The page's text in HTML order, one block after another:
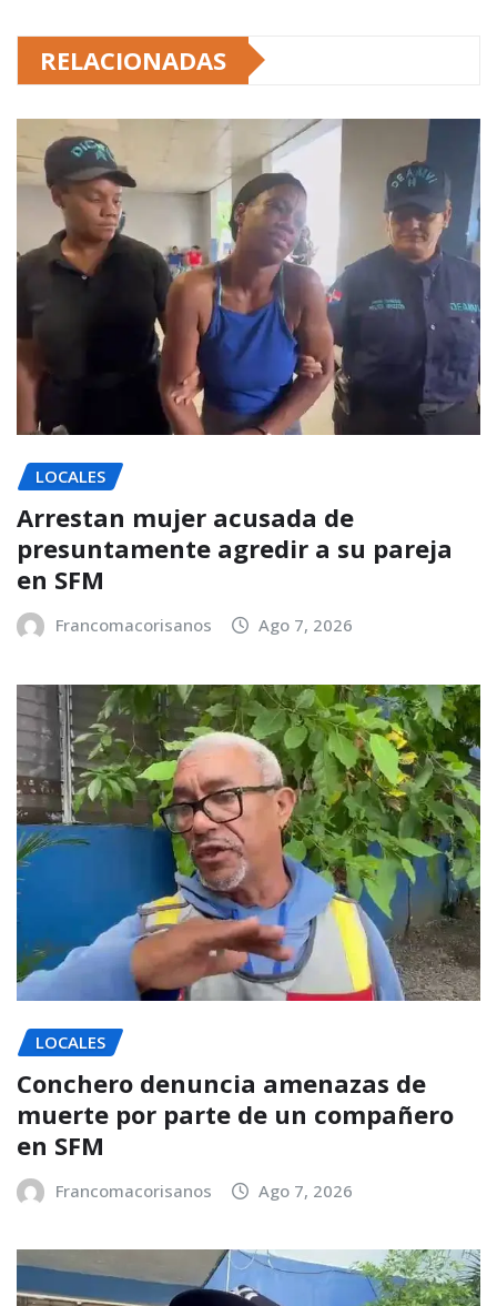
RELACIONADAS
LOCALES
Arrestan mujer acusada de
presuntamente agredir a su pareja
en SFM
Francomacorisanos Ago 7, 2026
LOCALES
Conchero denuncia amenazas de
muerte por parte de un compañero
en SFM
Francomacorisanos Ago 7, 2026